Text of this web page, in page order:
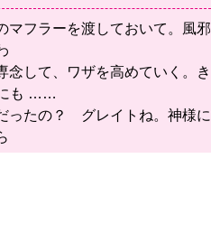
マフラーを渡しておいて。風邪
念して、ワザを高めていく。き
も ……
ったの？ グレイトね。神様に